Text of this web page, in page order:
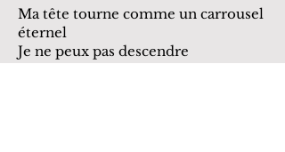
Ma tête tourne comme un carrousel
éternel
Je ne peux pas descendre